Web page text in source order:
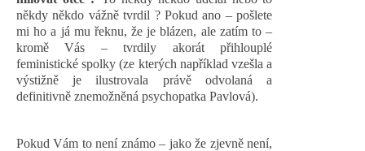
někdy někdo vážně tvrdil ? Pokud ano – pošlete
mi ho a já mu řeknu, že je blázen, ale zatím to –
kromě Vás – tvrdily akorát přihlouplé
feministické spolky (ze kterých například vzešla a
výstižně je ilustrovala právě odvolaná a
definitivně znemožněná psychopatka Pavlová).
Pokud Vám to není známo – jako že zjevně není,